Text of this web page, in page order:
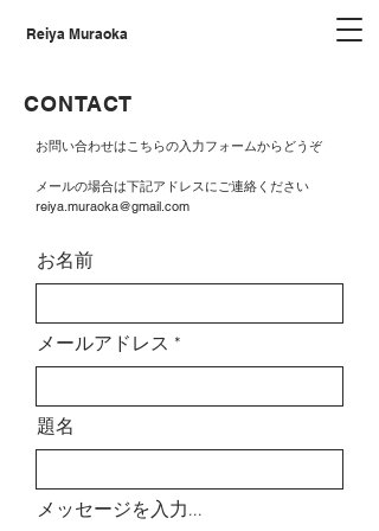
Reiya Muraoka
CONTACT
​お問い合わせはこちらの入力フォームからどうぞ
メールの場合は下記アドレスにご連絡ください
reiya.muraoka@gmail.com
お名前
メールアドレス
題名
メッセージを入力...